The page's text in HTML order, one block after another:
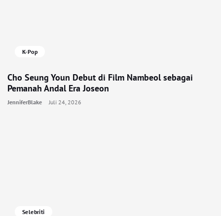
K-Pop
Cho Seung Youn Debut di Film Nambeol sebagai
Pemanah Andal Era Joseon
JenniferBlake Juli 24, 2026
Selebriti